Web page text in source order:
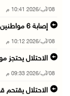
08/آب/2026 10:41 م
إصابة 6 مواطنين خلال هجوم لمستعمرين إرهابيين ...
08/آب/2026 10:12 م
الاحتلال يحتجز
08/آب/2026 09:33 م
الاحتلال يقتحم